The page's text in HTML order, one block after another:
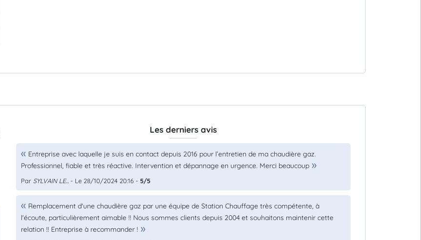
Les derniers avis
Entreprise avec laquelle je suis en contact depuis 2016 pour l’entretien de ma chaudière gaz.
Professionnel, fiable et très réactive. Intervention et dépannage en urgence. Merci beaucoup
Par SYLVAIN LE... - Le 28/10/2024 20:16 - 5/5
Remplacement d'une chaudière gaz par une équipe de Station Chauffage très compétente, à
l'écoute, particulièrement aimable !! Nous sommes clients depuis 2004 et souhaitons maintenir cette
relation !! Entreprise à recommander !